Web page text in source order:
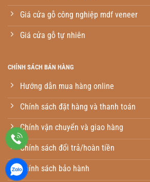
Giá cửa gỗ công nghiệp mdf veneer
Giá cửa gỗ tự nhiên
CHÍNH SÁCH BÁN HÀNG
Hướng dẫn mua hàng online
Chính sách đặt hàng và thanh toán
Chính vận chuyển và giao hàng
Chính sách đổi trả/hoàn tiền
Chính sách bảo hành